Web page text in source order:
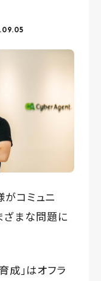
がコミュニ
ざまな問題に
成」はオフラ